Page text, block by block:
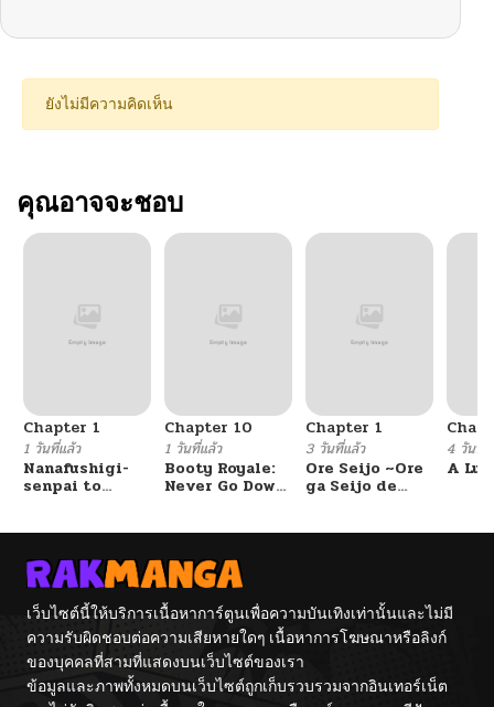
ยังไม่มีความคิดเห็น
คุณอาจจะชอบ
Chapter 1
1 วันที่แล้ว
Nanafushigi-
senpai to
Chapter 10
1 วันที่แล้ว
Booty Royale:
Never Go Down
Chapter 1
3 วันที่แล้ว
Ore Seijo ~Ore
ga Seijo de
Tag Otome
4 วันที่
A
เว็บไซต์นี้ให้บริการเนื้อหาการ์ตูนเพื่อความบันเทิงเท่านั้นและไม่มี
ความรับผิดชอบต่อความเสียหายใดๆ เนื้อหาการโฆษณาหรือลิงก์
ของบุคคลที่สามที่แสดงบนเว็บไซต์ของเรา
ข้อมูลและภาพทั้งหมดบนเว็บไซต์ถูกเก็บรวบรวมจากอินเทอร์เน็ต